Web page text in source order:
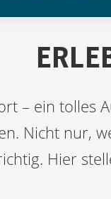
– ein tolles
Nicht nur,
Hier